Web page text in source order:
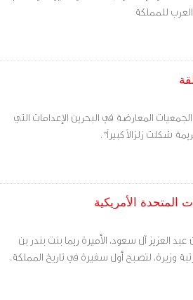
للمملكة
المعارضة في البحرين الإعدامات التي
شكلت زلزالاً كبيراً".
المتحدة الأمريكية
العزيز آل سعود، الأميرة ريما بنت بندر بن
وزيرة، لتصبح أول سفيرة في تاريخ المملكة.